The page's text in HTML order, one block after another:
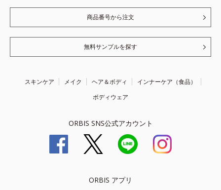
商品番号から注文
無料サンプルを探す
スキンケア メイク ヘア＆ボディ
インナーケア（食品）
ボディウェア
ORBIS SNS公式アカウント
ORBIS アプリ